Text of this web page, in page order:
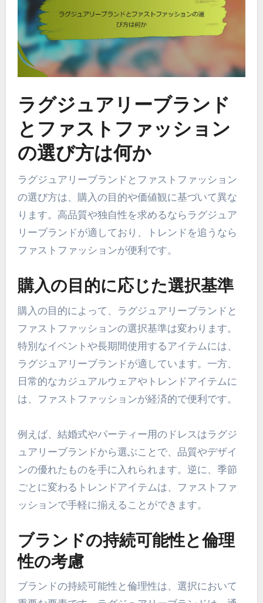
ラグジュアリーブランド
とファストファッション
の選び方は何か
ラグジュアリーブランドとファストファッション
の選び方は、購入の目的や価値観に基づいて異な
ります。高品質や独自性を求めるならラグジュア
リーブランドが適しており、トレンドを追うなら
ファストファッションが便利です。
購入の目的に応じた選択基準
購入の目的によって、ラグジュアリーブランドと
ファストファッションの選択基準は変わります。
特別なイベントや長期間使用するアイテムには、
ラグジュアリーブランドが適しています。一方、
日常的なカジュアルウェアやトレンドアイテムに
は、ファストファッションが経済的で便利です。
例えば、結婚式やパーティー用のドレスはラグジ
ュアリーブランドから選ぶことで、品質やデザイ
ンの優れたものを手に入れられます。逆に、季節
ごとに変わるトレンドアイテムは、ファストファ
ッションで手軽に揃えることができます。
ブランドの持続可能性と倫理
性の考慮
ブランドの持続可能性と倫理性は、選択において